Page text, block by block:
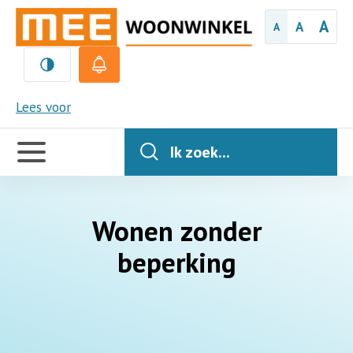
A A A
Lees voor
MEE
Handige
links
Ik zoek...
Wonen zonder
beperking